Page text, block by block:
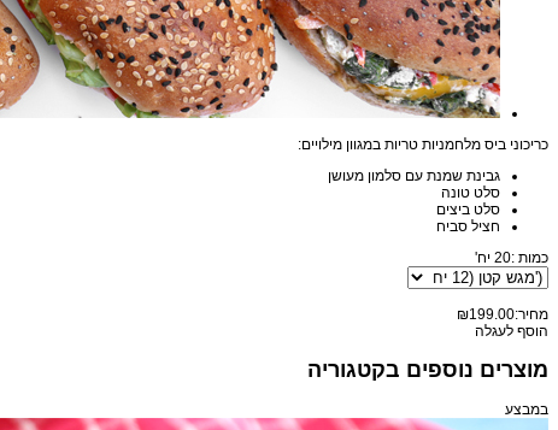
כריכוני ביס מלחמניות טריות במגוון מילויים:
גבינת שמנת עם סלמון מעושן
סלט טונה
סלט ביצים
חציל סביח
כמות :20 יח'
מחיר:₪199.00
הוסף לעגלה
מוצרים נוספים בקטגוריה
במבצע